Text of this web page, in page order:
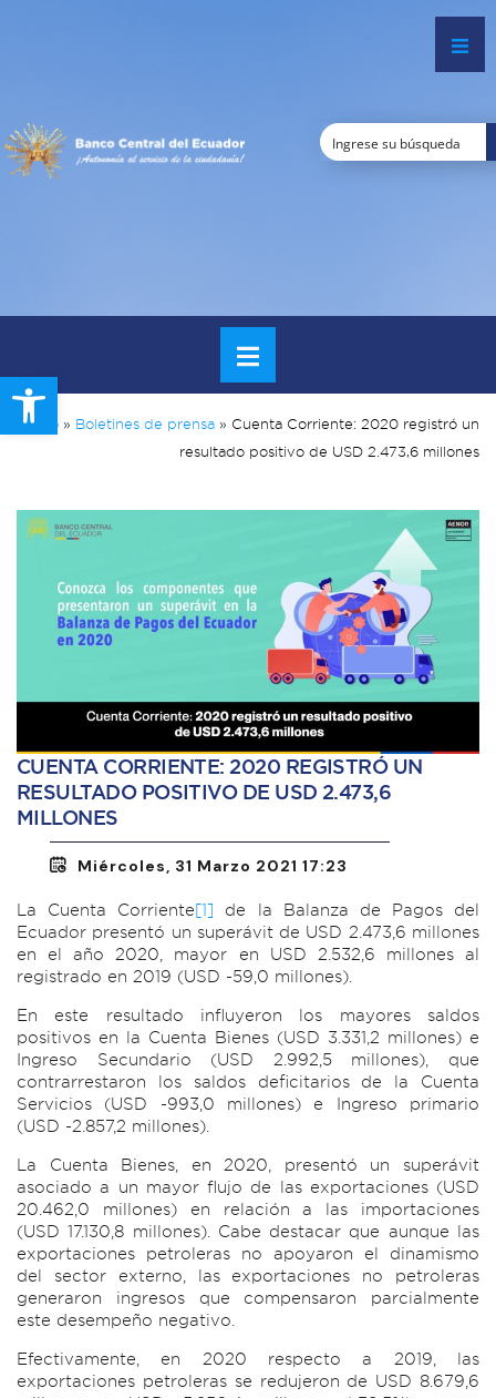
Open toolbar
Inicio » Boletines de prensa » Cuenta Corriente: 2020 registró un
resultado positivo de USD 2.473,6 millones
CUENTA CORRIENTE: 2020 REGISTRÓ UN
RESULTADO POSITIVO DE USD 2.473,6
MILLONES
Miércoles, 31 Marzo 2021 17:23
La Cuenta Corriente[1] de la Balanza de Pagos del
Ecuador presentó un superávit de USD 2.473,6 millones
en el año 2020, mayor en USD 2.532,6 millones al
registrado en 2019 (USD -59,0 millones).
En este resultado influyeron los mayores saldos
positivos en la Cuenta Bienes (USD 3.331,2 millones) e
Ingreso Secundario (USD 2.992,5 millones), que
contrarrestaron los saldos deficitarios de la Cuenta
Servicios (USD -993,0 millones) e Ingreso primario
(USD -2.857,2 millones).
La Cuenta Bienes, en 2020, presentó un superávit
asociado a un mayor flujo de las exportaciones (USD
20.462,0 millones) en relación a las importaciones
(USD 17.130,8 millones). Cabe destacar que aunque las
exportaciones petroleras no apoyaron el dinamismo
del sector externo, las exportaciones no petroleras
generaron ingresos que compensaron parcialmente
este desempeño negativo.
Efectivamente, en 2020 respecto a 2019, las
exportaciones petroleras se redujeron de USD 8.679,6